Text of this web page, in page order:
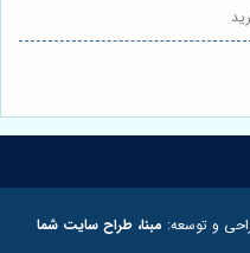
و توسعه: مبنا، طراح سایت شما